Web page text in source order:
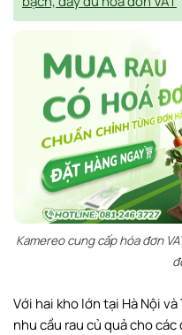
Kamereo cung cấp hóa đơn
Với hai kho lớn tại Hà Nội
nhu cầu rau củ quả cho